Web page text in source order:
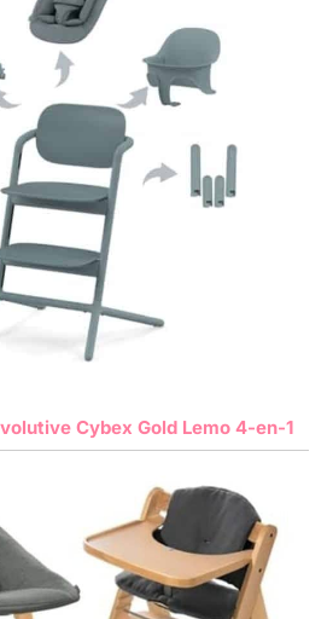
Cybex Gold Lemo 4-en-1